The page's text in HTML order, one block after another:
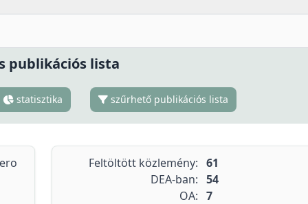
publikációs lista
statisztika szűrhető publikációs lista
Feltöltött közlemény: 61
DEA-ban: 54
OA: 7